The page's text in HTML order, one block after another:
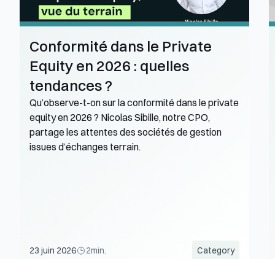
Conformité dans le Private
Equity en 2026 : quelles
tendances ?
Qu’observe-t-on sur la conformité dans le private
equity en 2026 ? Nicolas Sibille, notre CPO,
partage les attentes des sociétés de gestion
issues d’échanges terrain.
23 juin 2026 2min. Category